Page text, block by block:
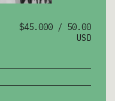
$45.000 / 50.00
USD